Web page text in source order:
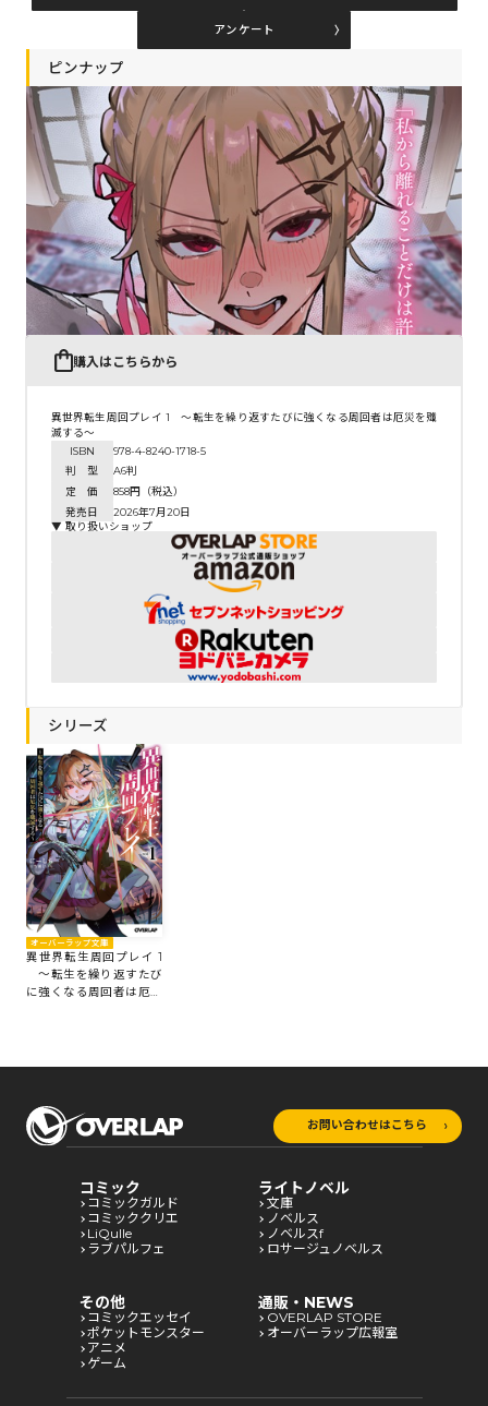
コミックエッセイ
閉じる
アンケート
ピンナップ
購入はこちらから
異世界転生周回プレイ 1 ～転生を繰り返すたびに強くなる周回者は厄災を殲
滅する～
ISBN
978-4-8240-1718-5
判 型
A6判
定 価
858円（税込）
発売日
2026年7月20日
▼ 取り扱いショップ
シリーズ
オーバーラップ文庫
異世界転生周回プレイ 1
～転生を繰り返すたび
に強くなる周回者は厄災
お問い合わせはこちら
コミック
コミックガルド
コミッククリエ
LiQulle
ラブパルフェ
ライトノベル
文庫
ノベルス
ノベルスf
ロサージュノベルス
その他
コミックエッセイ
ポケットモンスター
アニメ
ゲーム
通販・NEWS
OVERLAP STORE
オーバーラップ広報室